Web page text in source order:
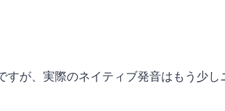
すが、実際のネイティブ発音はもう少し